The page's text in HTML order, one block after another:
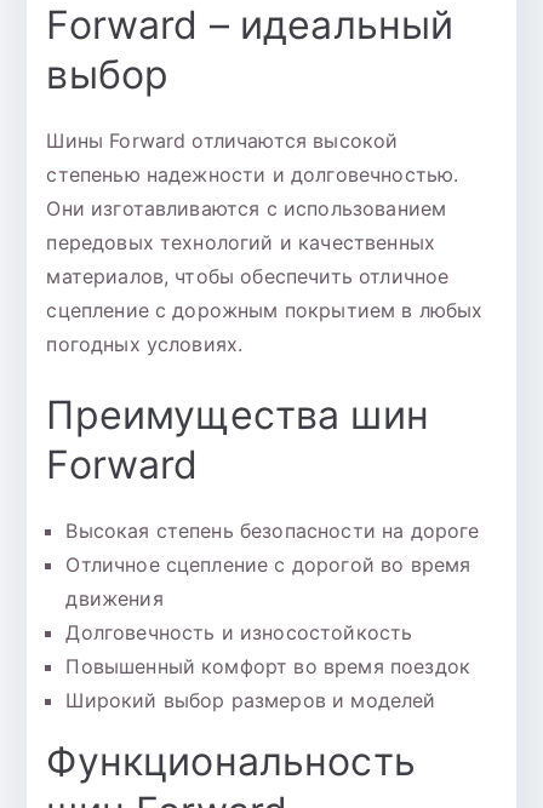
Forward – идеальный
выбор
Шины Forward отличаются высокой
степенью надежности и долговечностью.
Они изготавливаются с использованием
передовых технологий и качественных
материалов, чтобы обеспечить отличное
сцепление с дорожным покрытием в любых
погодных условиях.
Преимущества шин
Forward
Высокая степень безопасности на дороге
Отличное сцепление с дорогой во время
движения
Долговечность и износостойкость
Повышенный комфорт во время поездок
Широкий выбор размеров и моделей
Функциональность